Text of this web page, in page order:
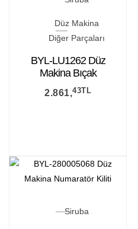
Düz Makina
Diğer Parçaları
BYL-LU1262 Düz
Makina Bıçak
Selenoid
2.861,43TL
Siruba